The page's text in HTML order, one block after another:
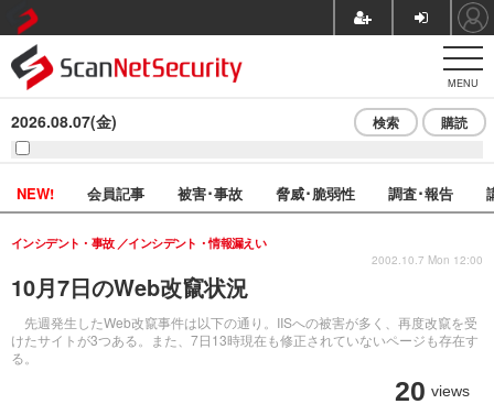
MENU
2026.08.07(金) 検索 購読
NEW! 会員記事 被害･事故 脅威･脆弱性 調査･報告
10月7日のWeb改竄状況
先週発生したWeb改竄事件は以下の通り。IISへの被害が多く、再度改竄を受
けたサイトが3つある。また、7日13時現在も修正されていないページも存在す
る。
インシデント・事故 インシデント・情報漏えい
20 views
2002.10.7 Mon 12:00